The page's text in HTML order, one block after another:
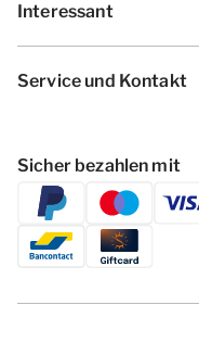
Interessant
Service und Kontakt
Sicher bezahlen mit